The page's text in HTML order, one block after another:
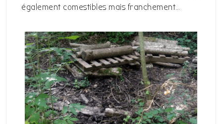
également comestibles mais franchement…